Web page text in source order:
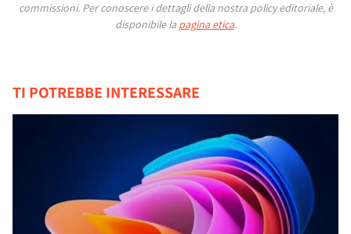
commissioni. Per conoscere i dettagli della nostra policy editoriale, è
disponibile la pagina etica.
TI POTREBBE INTERESSARE